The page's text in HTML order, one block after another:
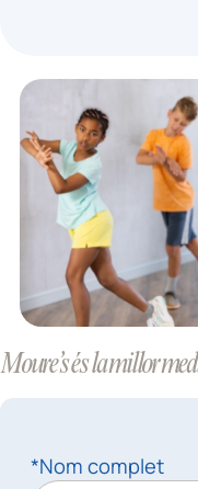
Moure’s és la millor
*Nom complet